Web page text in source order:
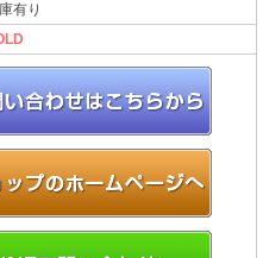
有り